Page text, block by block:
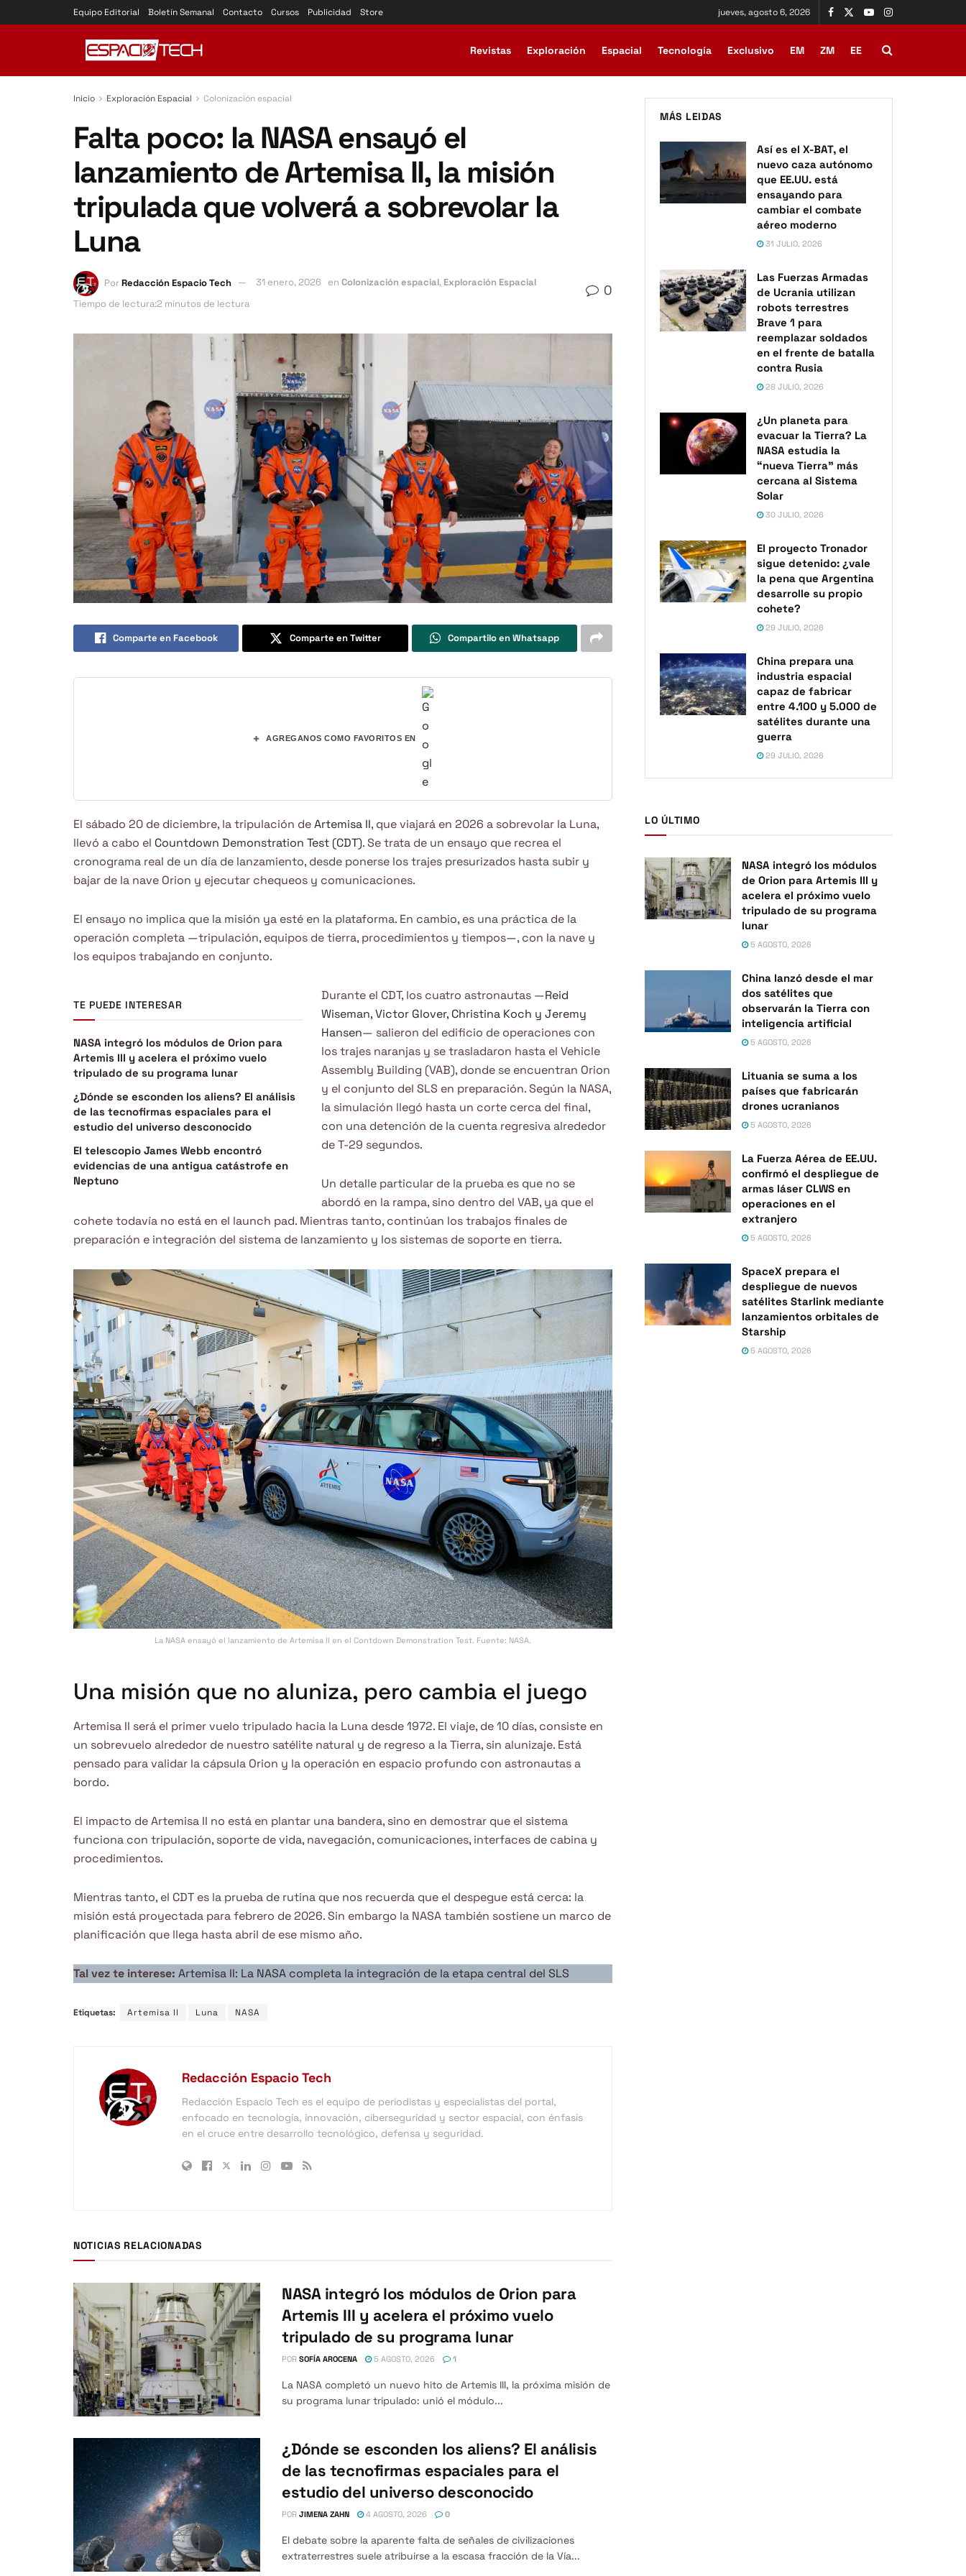
Equipo Editorial Boletín Semanal Contacto Cursos Publicidad Store jueves, agosto 6, 2026
Revistas Exploración Espacial Tecnología Exclusivo EM ZM EE
Inicio Exploración Espacial Colonización espacial
Falta poco: la NASA ensayó el
lanzamiento de Artemisa II, la misión
tripulada que volverá a sobrevolar la
Luna
PorRedacción Espacio Tech 31 enero, 2026 en Colonización espacial, Exploración Espacial
Tiempo de lectura:2 minutos de lectura
0
Comparte en Facebook Comparte en Twitter Compartilo en Whatsapp
+ AGREGANOS COMO FAVORITOS EN
El sábado 20 de diciembre, la tripulación deArtemisa II, que viajará en 2026 a sobrevolar la Luna,
llevó a cabo el Countdown Demonstration Test (CDT). Se trata de un ensayo que recrea el
cronograma real de un día de lanzamiento, desde ponerse los trajes presurizados hasta subir y
bajar de la nave Orion y ejecutar chequeos y comunicaciones.
El ensayo no implica que la misión ya esté en la plataforma. En cambio, es una práctica de la
operación completa —tripulación, equipos de tierra, procedimientos y tiempos—, con la nave y
los equipos trabajando en conjunto.
TE PUEDE INTERESAR
NASA integró los módulos de Orion para
Artemis III y acelera el próximo vuelo
tripulado de su programa lunar
¿Dónde se esconden los aliens? El análisis
de las tecnofirmas espaciales para el
estudio del universo desconocido
El telescopio James Webb encontró
evidencias de una antigua catástrofe en
Neptuno
Durante el CDT, los cuatro astronautas —Reid
Wiseman, Victor Glover, Christina Koch y Jeremy
Hansen— salieron del edificio de operaciones con
los trajes naranjas y se trasladaron hasta el Vehicle
Assembly Building (VAB), donde se encuentran Orion
y el conjunto del SLS en preparación. Según la NASA,
la simulación llegó hasta un corte cerca del final,
con una detención de la cuenta regresiva alrededor
de T-29 segundos.
Un detalle particular de la prueba es que no se
abordó en la rampa, sino dentro del VAB, ya que el
cohete todavía no está en el launch pad. Mientras tanto, continúan los trabajos finales de
preparación e integración del sistema de lanzamiento y los sistemas de soporte en tierra.
La NASA ensayó el lanzamiento de Artemisa II en el Contdown Demonstration Test. Fuente: NASA.
Una misión que no aluniza, pero cambia el juego
Artemisa II será el primer vuelo tripulado hacia la Luna desde 1972. El viaje, de 10 días, consiste en
un sobrevuelo alrededor de nuestro satélite natural y de regreso a la Tierra, sin alunizaje. Está
pensado para validar la cápsula Orion y la operación en espacio profundo con astronautas a
bordo.
El impacto de Artemisa II no está en plantar una bandera, sino en demostrar que el sistema
funciona con tripulación, soporte de vida, navegación, comunicaciones, interfaces de cabina y
procedimientos.
Mientras tanto, el CDT es la prueba de rutina que nos recuerda que el despegue está cerca: la
misión está proyectada para febrero de 2026. Sin embargo la NASA también sostiene un marco de
planificación que llega hasta abril de ese mismo año.
Tal vez te interese: Artemisa II: La NASA completa la integración de la etapa central del SLS
Etiquetas: Artemisa II Luna NASA
Redacción Espacio Tech
Redacción Espacio Tech es el equipo de periodistas y especialistas del portal,
enfocado en tecnología, innovación, ciberseguridad y sector espacial, con énfasis
en el cruce entre desarrollo tecnológico, defensa y seguridad.
NOTICIAS RELACIONADAS
NASA integró los módulos de Orion para
Artemis III y acelera el próximo vuelo
tripulado de su programa lunar
POR SOFÍA AROCENA 5 AGOSTO, 2026 1
La NASA completó un nuevo hito de Artemis III, la próxima misión de
su programa lunar tripulado: unió el módulo...
¿Dónde se esconden los aliens? El análisis
de las tecnofirmas espaciales para el
estudio del universo desconocido
POR JIMENA ZAHN 4 AGOSTO, 2026 0
El debate sobre la aparente falta de señales de civilizaciones
extraterrestres suele atribuirse a la escasa fracción de la Vía...
MÁS LEIDAS
Así es el X-BAT, el
nuevo caza autónomo
que EE.UU. está
ensayando para
cambiar el combate
aéreo moderno
31 JULIO, 2026
Las Fuerzas Armadas
de Ucrania utilizan
robots terrestres
Brave 1 para
reemplazar soldados
en el frente de batalla
contra Rusia
28 JULIO, 2026
¿Un planeta para
evacuar la Tierra? La
NASA estudia la
“nueva Tierra” más
cercana al Sistema
Solar
30 JULIO, 2026
El proyecto Tronador
sigue detenido: ¿vale
la pena que Argentina
desarrolle su propio
cohete?
29 JULIO, 2026
China prepara una
industria espacial
capaz de fabricar
entre 4.100 y 5.000 de
satélites durante una
guerra
29 JULIO, 2026
LO ÚLTIMO
NASA integró los módulos
de Orion para Artemis III y
acelera el próximo vuelo
tripulado de su programa
lunar
5 AGOSTO, 2026
China lanzó desde el mar
dos satélites que
observarán la Tierra con
inteligencia artificial
5 AGOSTO, 2026
Lituania se suma a los
países que fabricarán
drones ucranianos
5 AGOSTO, 2026
La Fuerza Aérea de EE.UU.
confirmó el despliegue de
armas láser CLWS en
operaciones en el
extranjero
5 AGOSTO, 2026
SpaceX prepara el
despliegue de nuevos
satélites Starlink mediante
lanzamientos orbitales de
Starship
5 AGOSTO, 2026